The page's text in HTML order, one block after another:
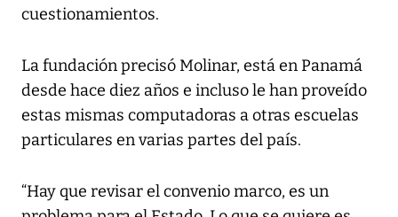
cuestionamientos.
La fundación precisó Molinar, está en Panamá
desde hace diez años e incluso le han proveído
estas mismas computadoras a otras escuelas
particulares en varias partes del país.
“Hay que revisar el convenio marco, es un